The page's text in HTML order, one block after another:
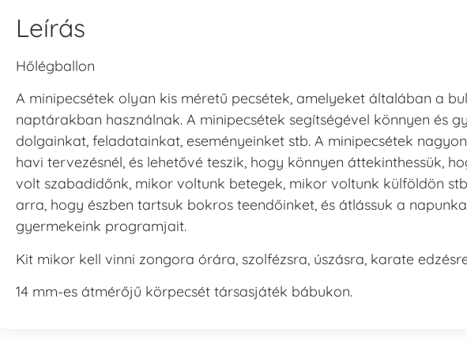
Leírás
Hőlégballon
A minipecsétek olyan kis méretű pecsétek, amelyeket általában a
naptárakban használnak. A minipecsétek segítségével könnyen és
dolgainkat, feladatainkat, eseményeinket stb. A minipecsétek
havi tervezésnél, és lehetővé teszik, hogy könnyen áttekinthessük,
volt szabadidőnk, mikor voltunk betegek, mikor voltunk külföldön
arra, hogy észben tartsuk bokros teendőinket, és átlássuk a
gyermekeink programjait.
Kit mikor kell vinni zongora órára, szolfézsra, úszásra, karate
14 mm-es átmérőjű körpecsét társasjáték bábukon.